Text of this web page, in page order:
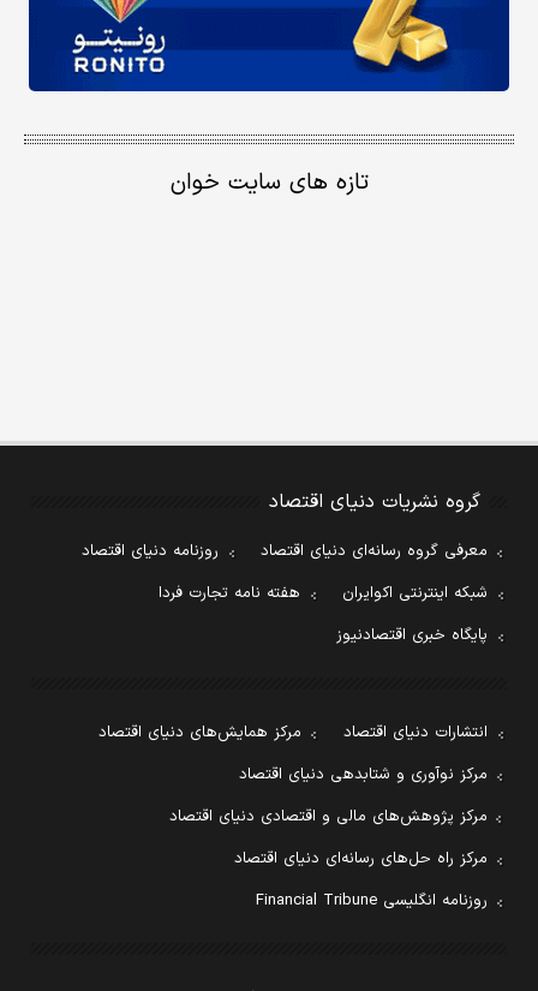
تازه های سایت خوان
گروه نشریات دنیای اقتصاد
معرفی گروه رسانه‌ای دنیای اقتصاد
روزنامه دنیای اقتصاد
شبکه اینترنتی اکوایران
هفته نامه تجارت فردا
پایگاه خبری اقتصادنیوز
انتشارات دنیای اقتصاد
مرکز همایش‌های دنیای اقتصاد
مرکز نوآوری و شتابدهی دنیای اقتصاد
مرکز پژوهش‌های مالی و اقتصادی دنیای اقتصاد
مرکز راه حل‌های رسانه‌ای دنیای اقتصاد
روزنامه انگلیسی Financial Tribune